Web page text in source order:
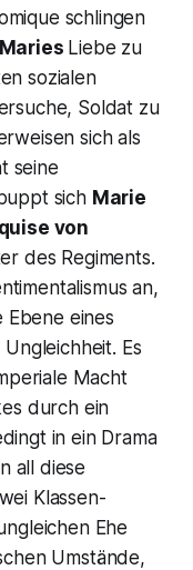
schlingen
Maries Liebe zu
sozialen
Soldat zu
sich als
seine
sich Marie
von
des Regiments.
an,
Ebene eines
Es
Macht
durch ein
in ein Drama
all diese
Klassen-
Ehe
Umstände,